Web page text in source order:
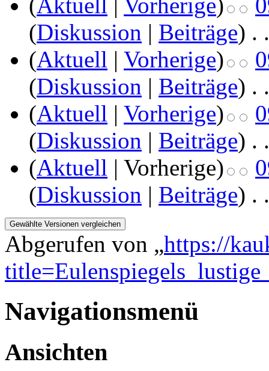
(Aktuell | Vorherige)
(Diskussion | Beiträge) . .
(Aktuell | Vorherige)
(Diskussion | Beiträge) . .
(Aktuell | Vorherige)
(Diskussion | Beiträge) . .
(Aktuell | Vorherige)
(Diskussion | Beiträge) . .
Abgerufen von „https://
Navigationsmenü
Ansichten